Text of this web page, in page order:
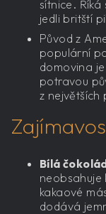
sítnice.
jedli britští
Původ z
populární
domovina
potravou
z největších
Bílá
neobsahuje
kakaové
dodává